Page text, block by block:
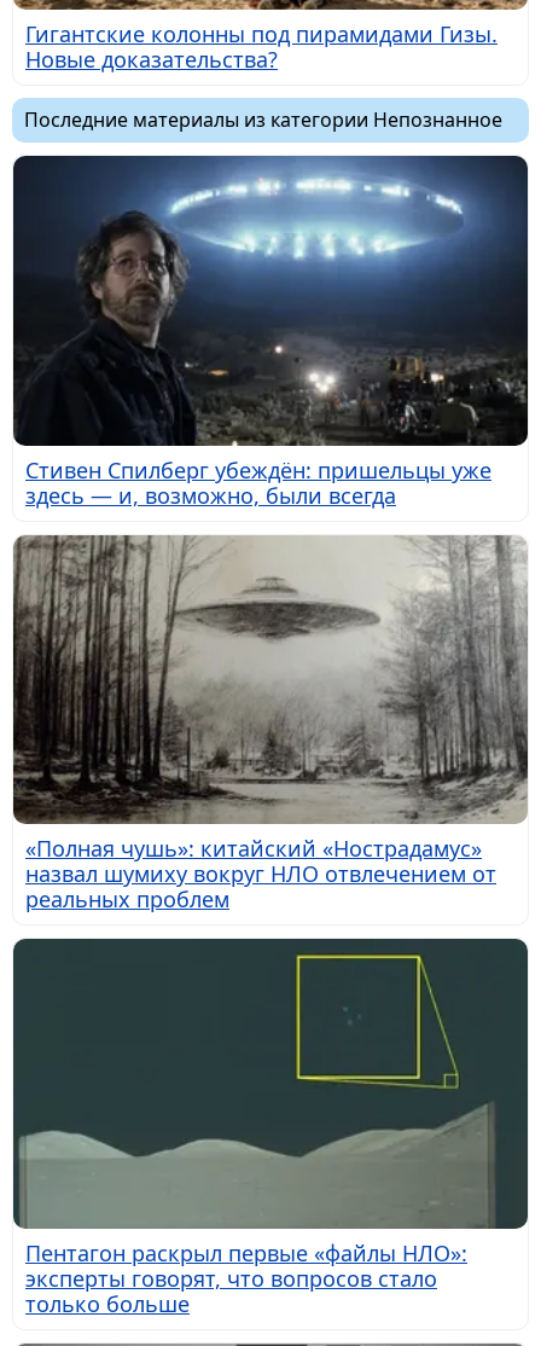
Гигантские колонны под пирамидами Гизы.
Новые доказательства?
Последние материалы из категории Непознанное
Стивен Спилберг убеждён: пришельцы уже
здесь — и, возможно, были всегда
«Полная чушь»: китайский «Нострадамус»
назвал шумиху вокруг НЛО отвлечением от
реальных проблем
Пентагон раскрыл первые «файлы НЛО»:
эксперты говорят, что вопросов стало
только больше